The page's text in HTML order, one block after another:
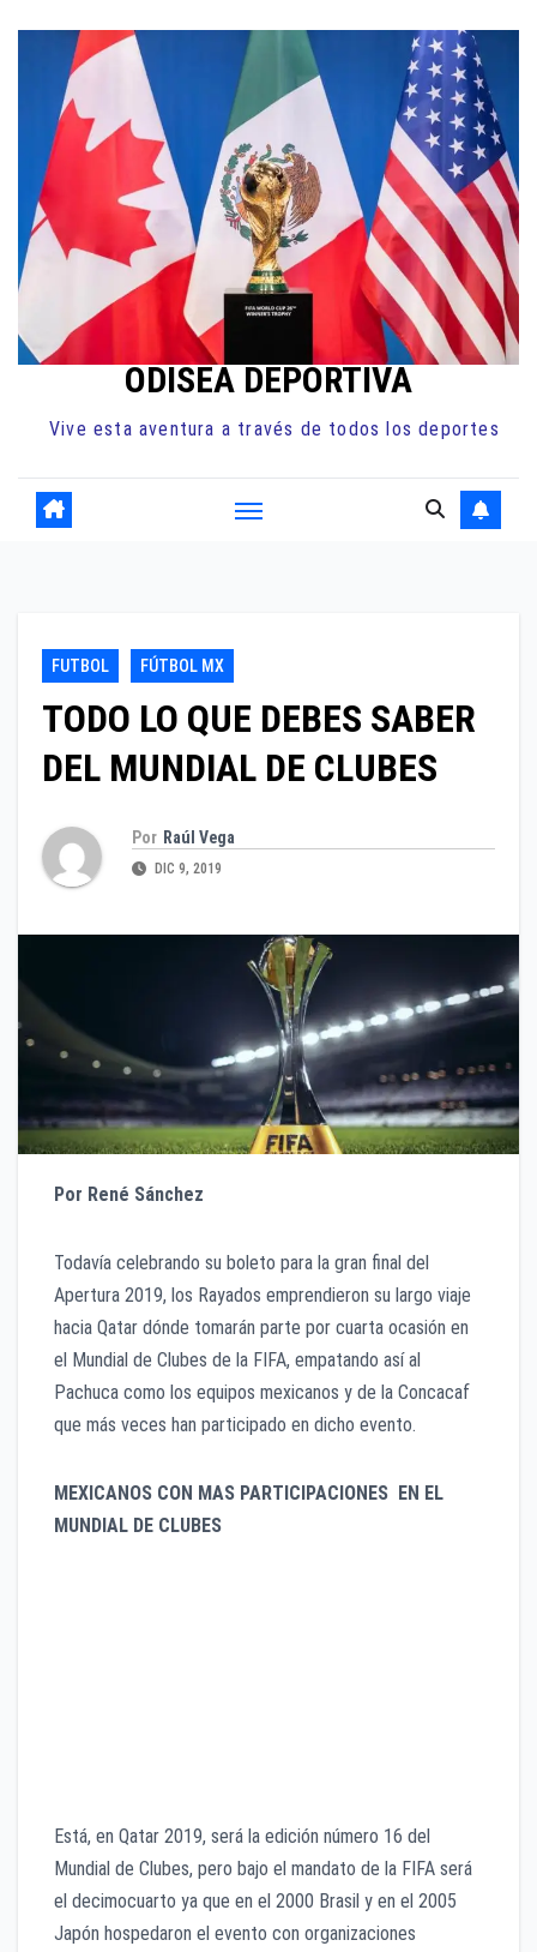
contenido
ODISEA DEPORTIVA
Vive esta aventura a través de todos los deportes
FUTBOL FÚTBOL MX
TODO LO QUE DEBES SABER
DEL MUNDIAL DE CLUBES
Por Raúl Vega
DIC 9, 2019
Por René Sánchez
Todavía celebrando su boleto para la gran final del
Apertura 2019, los Rayados emprendieron su largo viaje
hacia Qatar dónde tomarán parte por cuarta ocasión en
el Mundial de Clubes de la FIFA, empatando así al
Pachuca como los equipos mexicanos y de la Concacaf
que más veces han participado en dicho evento.
MEXICANOS CON MAS PARTICIPACIONES EN EL
MUNDIAL DE CLUBES
Está, en Qatar 2019, será la edición número 16 del
Mundial de Clubes, pero bajo el mandato de la FIFA será
el decimocuarto ya que en el 2000 Brasil y en el 2005
Japón hospedaron el evento con organizaciones